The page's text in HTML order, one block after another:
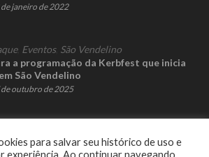
de janeiro de 2022
, Eventos, São Vendelino
a programação da Kerbfest que inicia
São Vendelino
de outubro de 2025
para salvar seu histórico de uso e
experiência. Ao continuar navegando